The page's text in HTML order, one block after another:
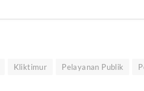
Kliktimur Pelayanan Publik